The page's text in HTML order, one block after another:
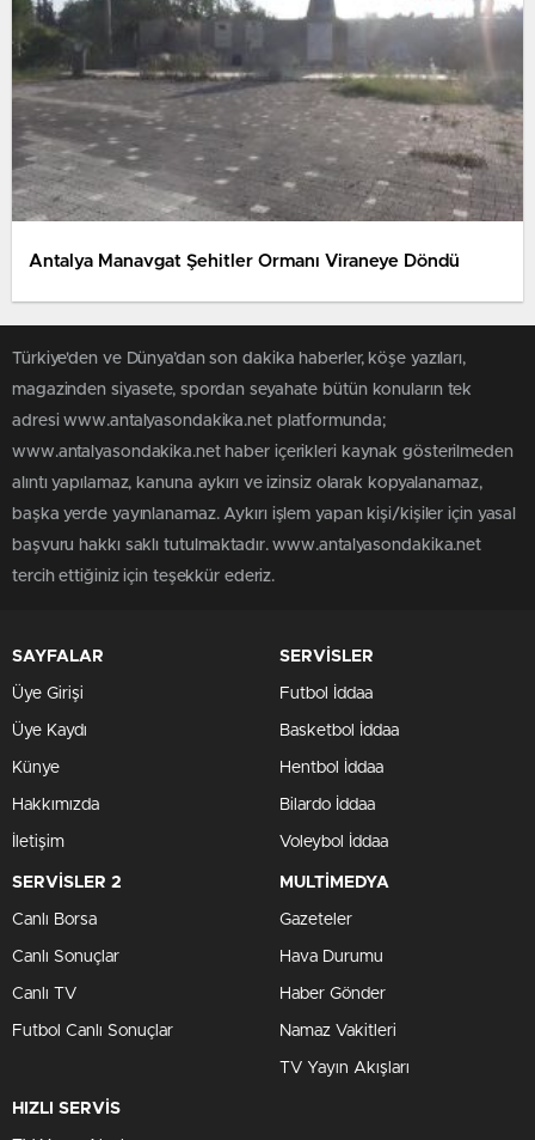
Antalya Manavgat Şehitler Ormanı Viraneye Döndü
Türkiye'den ve Dünya’dan son dakika haberler, köşe yazıları,
magazinden siyasete, spordan seyahate bütün konuların tek
adresi www.antalyasondakika.net platformunda;
www.antalyasondakika.net haber içerikleri kaynak gösterilmeden
alıntı yapılamaz, kanuna aykırı ve izinsiz olarak kopyalanamaz,
başka yerde yayınlanamaz. Aykırı işlem yapan kişi/kişiler için yasal
başvuru hakkı saklı tutulmaktadır. www.antalyasondakika.net
tercih ettiğiniz için teşekkür ederiz.
SAYFALAR
Üye Girişi
Üye Kaydı
Künye
Hakkımızda
İletişim
SERVİSLER
Futbol İddaa
Basketbol İddaa
Hentbol İddaa
Bilardo İddaa
Voleybol İddaa
SERVİSLER 2
Canlı Borsa
Canlı Sonuçlar
Canlı TV
Futbol Canlı Sonuçlar
MULTİMEDYA
Gazeteler
Hava Durumu
Haber Gönder
Namaz Vakitleri
TV Yayın Akışları
HIZLI SERVİS